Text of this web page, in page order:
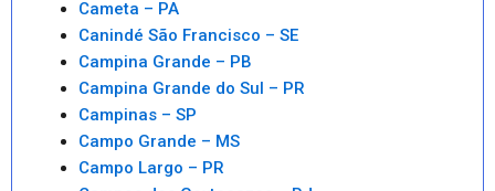
Cameta – PA
Canindé São Francisco – SE
Campina Grande – PB
Campina Grande do Sul – PR
Campinas – SP
Campo Grande – MS
Campo Largo – PR